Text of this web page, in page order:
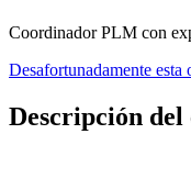
Coordinador PLM con
Desafortunadamente esta
Descripción del